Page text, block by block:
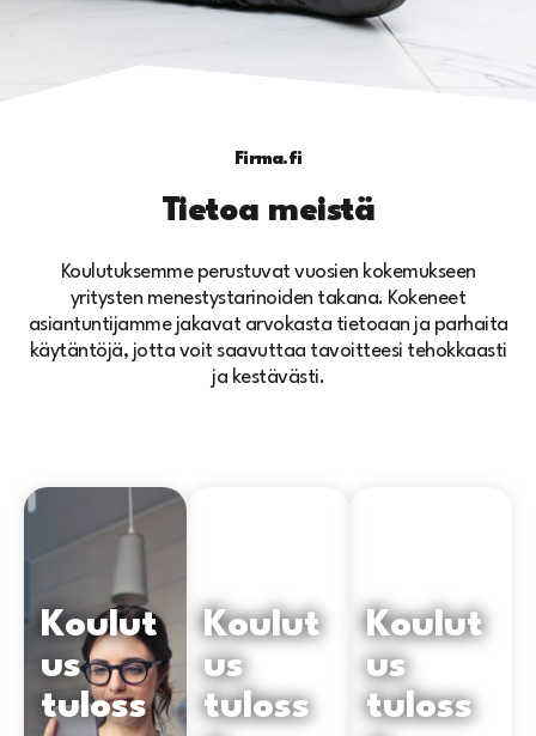
Firma.fi
Tietoa meistä
Koulutuksemme perustuvat vuosien kokemukseen
yritysten menestystarinoiden takana. Kokeneet
asiantuntijamme jakavat arvokasta tietoaan ja parhaita
käytäntöjä, jotta voit saavuttaa tavoitteesi tehokkaasti
ja kestävästi.
Koulut
us
tuloss
Koulut
us
tuloss
Koulut
us
tuloss